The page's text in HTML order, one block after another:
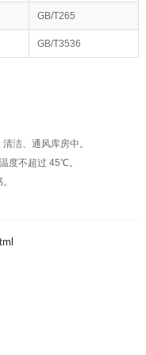
GB/T265
GB/T3536
洁、通风库房中。
度不超过 45℃。